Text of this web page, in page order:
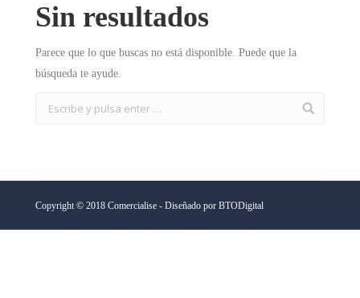
Sin resultados
Parece que lo que buscas no está disponible. Puede que la
búsqueda te ayude.
Copyright © 2018 Comercialise - Diseñado por BTODigital